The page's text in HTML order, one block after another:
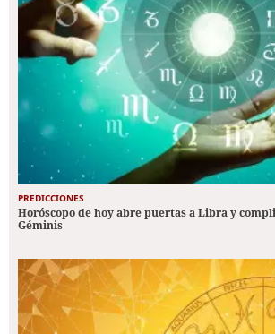
PREDICCIONES
Horóscopo de hoy abre puertas a Libra y
Géminis